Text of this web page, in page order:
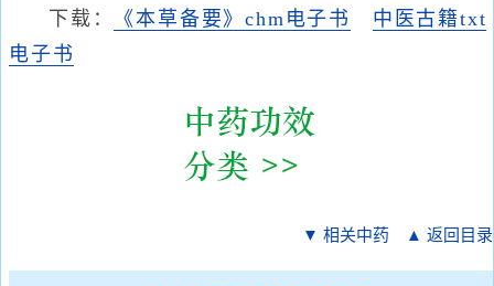
下载： 《本草备要》chm电子书
中医古籍txt
电子书
▼ 相关中药 ▲ 返回目录